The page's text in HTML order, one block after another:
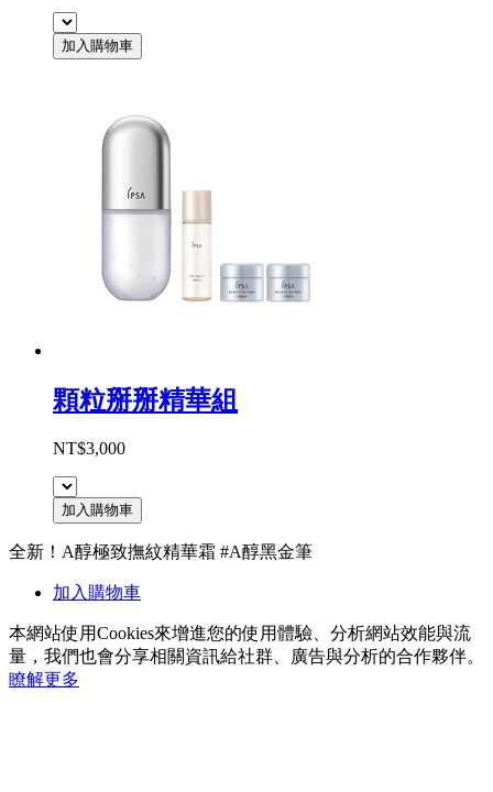
加入購物車
顆粒掰掰精華組
NT$3,000
加入購物車
全新！A醇極致撫紋精華霜 #A醇黑金筆
加入購物車
本網站使用Cookies來增進您的使用體驗、分析網站效能與流
量，我們也會分享相關資訊給社群、廣告與分析的合作夥伴。
瞭解更多